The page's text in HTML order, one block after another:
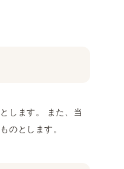
します。 また、当
のとします。